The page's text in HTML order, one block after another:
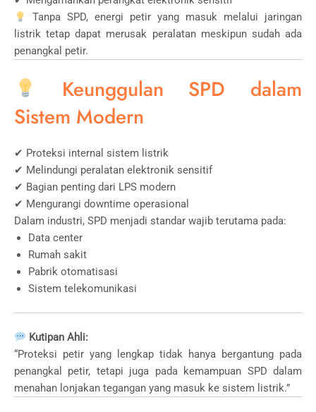
Tanpa SPD, energi petir yang masuk melalui jaringan
listrik tetap dapat merusak peralatan meskipun sudah ada
penangkal petir.
Keunggulan SPD dalam
Sistem Modern
✔ Proteksi internal sistem listrik
✔ Melindungi peralatan elektronik sensitif
✔ Bagian penting dari LPS modern
✔ Mengurangi downtime operasional
Dalam industri, SPD menjadi standar wajib terutama pada:
Data center
Rumah sakit
Pabrik otomatisasi
Sistem telekomunikasi
Kutipan Ahli:
“Proteksi petir yang lengkap tidak hanya bergantung pada
penangkal petir, tetapi juga pada kemampuan SPD dalam
menahan lonjakan tegangan yang masuk ke sistem listrik.”